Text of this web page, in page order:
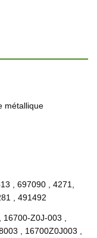
métallique
, 697090 , 4271,
, 491492
Z0J-003 ,
, 16700Z0J003 ,